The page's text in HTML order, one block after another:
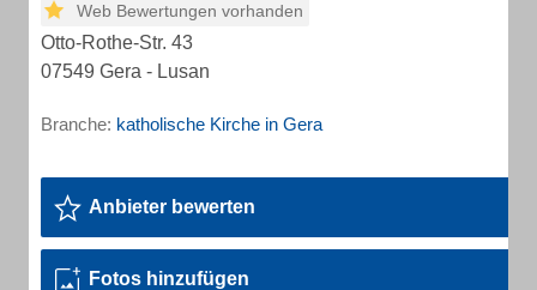
Web Bewertungen vorhanden
Otto-Rothe-Str. 43
07549 Gera - Lusan
Branche: katholische Kirche in Gera
Anbieter bewerten
Fotos hinzufügen